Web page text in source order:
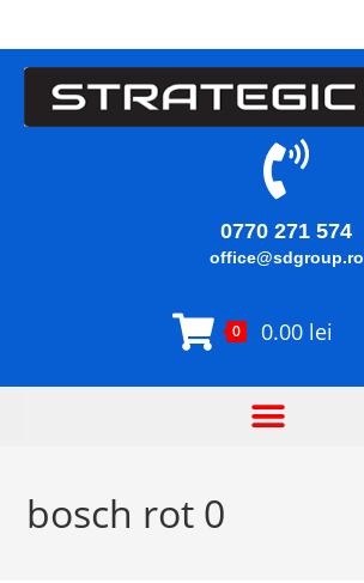
0770 271 574
office@sdgroup.ro
0 0.00 lei
bosch rot 0